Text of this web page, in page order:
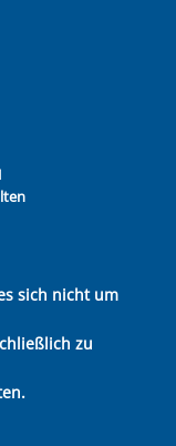
sich nicht um
zu